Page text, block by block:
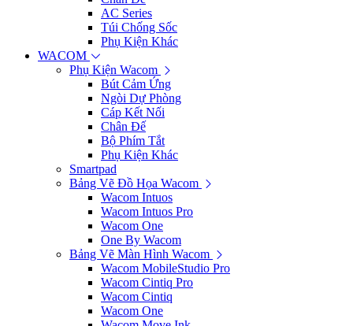
AC Series
Túi Chống Sốc
Phụ Kiện Khác
WACOM
Phụ Kiện Wacom
Bút Cảm Ứng
Ngòi Dự Phòng
Cáp Kết Nối
Chân Đế
Bộ Phím Tắt
Phụ Kiện Khác
Smartpad
Bảng Vẽ Đồ Họa Wacom
Wacom Intuos
Wacom Intuos Pro
Wacom One
One By Wacom
Bảng Vẽ Màn Hình Wacom
Wacom MobileStudio Pro
Wacom Cintiq Pro
Wacom Cintiq
Wacom One